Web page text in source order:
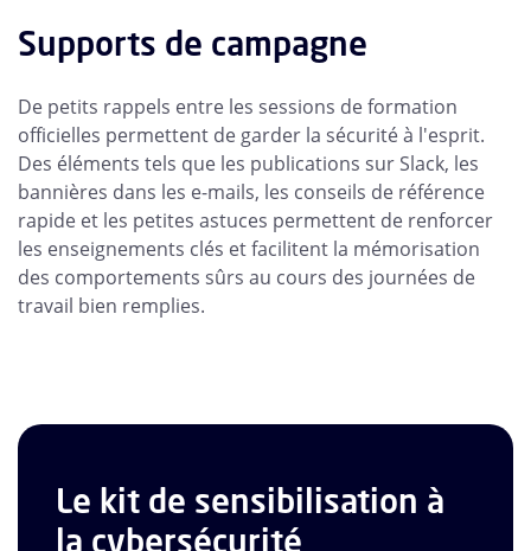
Supports de campagne
De petits rappels entre les sessions de formation
officielles permettent de garder la sécurité à l'esprit.
Des éléments tels que les publications sur Slack, les
bannières dans les e-mails, les conseils de référence
rapide et les petites astuces permettent de renforcer
les enseignements clés et facilitent la mémorisation
des comportements sûrs au cours des journées de
travail bien remplies.
Le kit de sensibilisation à
la cybersécurité